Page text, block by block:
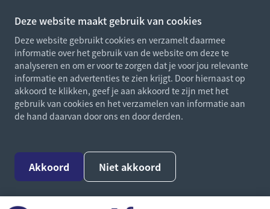
Deze website maakt gebruik van cookies
Deze website gebruikt cookies en verzamelt daarmee
informatie over het gebruik van de website om deze te
analyseren en om er voor te zorgen dat je voor jou relevante
informatie en advertenties te zien krijgt. Door hiernaast op
akkoord te klikken, geef je aan akkoord te zijn met het
gebruik van cookies en het verzamelen van informatie aan
de hand daarvan door ons en door derden.
Akkoord Niet akkoord